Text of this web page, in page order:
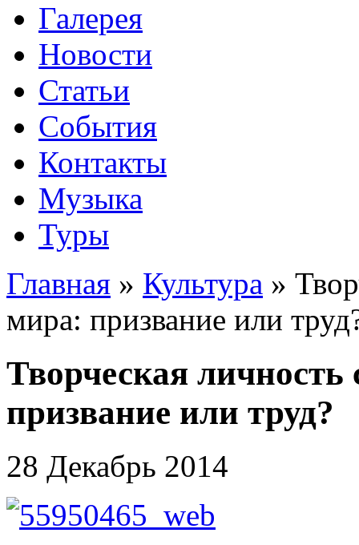
Галерея
Новости
Статьи
События
Контакты
Музыка
Туры
Главная » Культура »
мира: призвание или
Творческая
призвание или труд?
28 Декабрь 2014